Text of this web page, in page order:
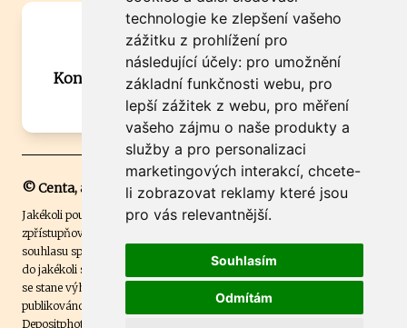
technologie ke zlepšení vašeho
zážitku z prohlížení pro
následující účely: pro umožnění
základní funkčnosti webu, pro
lepší zážitek z webu, pro měření
vašeho zájmu o naše produkty a
služby a pro personalizaci
marketingových interakcí, chcete-
li zobrazovat reklamy které jsou
pro vás relevantnější.
Souhlasím
Odmítám
Máte zajímavou informaci? Chcete
spolupracovat?
Kontaktujte šéfredaktora Martina Chalupu:
chalupa@ctidoma.cz
© Centa, a.s.
Jakékoli použití obsahu včetně převzetí, šíření či dalšího užití a
zpřístupňování textových či obrazových materiálů bez písemného
souhlasu společnosti Centa,a.s. je zakázáno. Čtenář svým přihlášením
do jakékoli soutěže na našem webu dává souhlas s tím, že v případě, že
se stane výhercem této soutěže, může být jeho jméno na webu
publikováno. Centa, a.s. využívala licenci ČTK a využívá fotografie z
Depositphotos